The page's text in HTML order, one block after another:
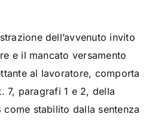
dell’avvenuto invito
e il mancato versamento
al lavoratore, comporta
7, paragrafi 1 e 2, della
stabilito dalla sentenza